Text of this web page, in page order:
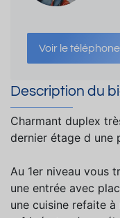
Voir le téléphone
Description du
Charmant duplex
dernier étage d une
Au 1er niveau vous
une entrée avec
une cuisine refaite à